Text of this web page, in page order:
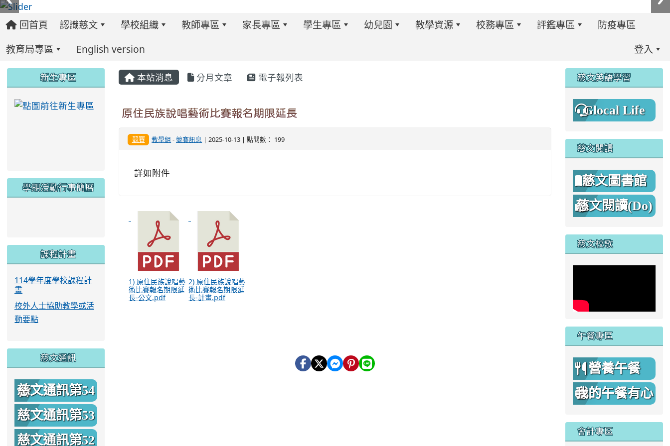
回首頁 認識慈文 學校組織 教師專區 家長專區 學生專區 幼兒園 教學資源 校務專區 評鑑專區
防疫專區
教育局專區
English version 登入
本站消息 分月文章 電子報列表
原住民族說唱藝術比賽報名期限延長
競賽 教學組 競賽訊息 | 2025-10-13 | 點閱數： 199
詳如附件
1) 原住民族說唱藝
術比賽報名期限延
長-公文.pdf
2) 原住民族說唱藝
術比賽報名期限延
長-計畫.pdf
::: 新生專區
學期活動行事簡曆
link to https://www.twes.tyc.edu.tw/uploads/tad_blocks/image/113-1%E6%B4%BB%E5%8B%95%E8%A1%8C%E4%BA%8B%E7%B0%A1%E6%9B%86.jpg \
link to https://www.twes.tyc.edu.tw/uploads/tad_blocks/image/114-2%E6%B4%BB%E5%8B%95%E8%A1%8C%E4%BA%8B%E7%B0%A1%E6%9B%86A.png
課程計畫
114學年度學校課程計
畫
校外人士協助教學或活
動要點
慈文通訊
慈文通訊第54
期
慈文通訊第53
期
慈文通訊第52
::: 慈文英語學習
Glocal Life
慈文閱讀
慈文圖書館
慈文閱讀(Do)
慈文校歌
午餐專區
營養午餐
我的午餐有心
會計專區